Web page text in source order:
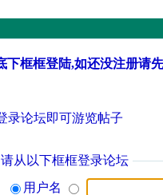
下框框登陆,如还没注册请
录论坛即可游览帖子
请从以下框框登录论坛
用户名